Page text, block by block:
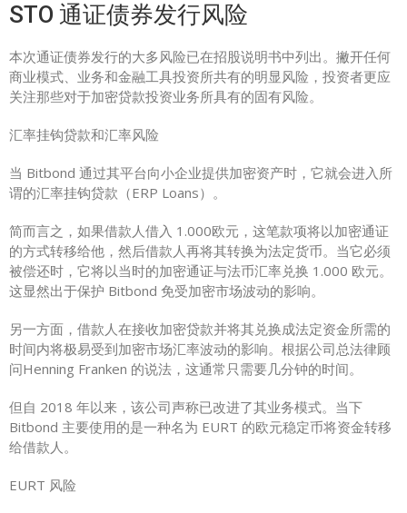
STO 通证债券发行风险
本次通证债券发行的大多风险已在招股说明书中列出。撇开任何
商业模式、业务和金融工具投资所共有的明显风险，投资者更应
关注那些对于加密贷款投资业务所具有的固有风险。
汇率挂钩贷款和汇率风险
当 Bitbond 通过其平台向小企业提供加密资产时，它就会进入所
谓的汇率挂钩贷款（ERP Loans）。
简而言之，如果借款人借入 1.000欧元，这笔款项将以加密通证
的方式转移给他，然后借款人再将其转换为法定货币。当它必须
被偿还时，它将以当时的加密通证与法币汇率兑换 1.000 欧元。
这显然出于保护 Bitbond 免受加密市场波动的影响。
另一方面，借款人在接收加密贷款并将其兑换成法定资金所需的
时间内将极易受到加密市场汇率波动的影响。根据公司总法律顾
问Henning Franken 的说法，这通常只需要几分钟的时间。
但自 2018 年以来，该公司声称已改进了其业务模式。当下
Bitbond 主要使用的是一种名为 EURT 的欧元稳定币将资金转移
给借款人。
EURT 风险